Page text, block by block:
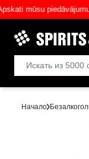
mūsu piedāvājumu!
Начало